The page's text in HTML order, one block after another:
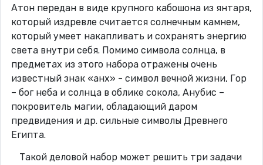
Атон передан в виде крупного кабошона из янтаря,
который издревле считается солнечным камнем,
который умеет накапливать и сохранять энергию
света внутри себя. Помимо символа солнца, в
предметах из этого набора отражены очень
известный знак «анх» - символ вечной жизни, Гор
– бог неба и солнца в облике сокола, Анубис –
покровитель магии, обладающий даром
предвидения и др. сильные символы Древнего
Египта.
Такой деловой набор может решить три задачи